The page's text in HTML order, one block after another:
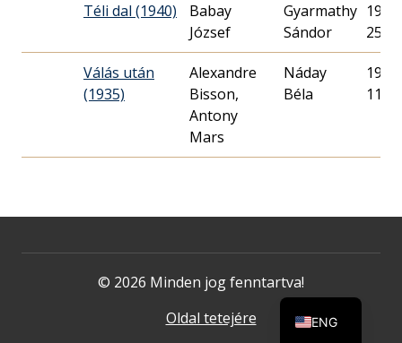
Téli dal (1940)
Babay
József
Gyarmathy
Sándor
25.
Válás után
(1935)
Alexandre
Bisson,
Antony
Mars
Náday
Béla
11.
© 2026 Minden jog fenntartva!
Oldal tetejére
ENG